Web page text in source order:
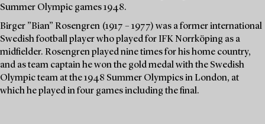
Summer Olympic games 1948.
Birger ”Bian” Rosengren (1917 – 1977) was a former international
Swedish football player who played for IFK Norrköping as a
midfielder. Rosengren played nine times for his home country,
and as team captain he won the gold medal with the Swedish
Olympic team at the 1948 Summer Olympics in London, at
which he played in four games including the final.